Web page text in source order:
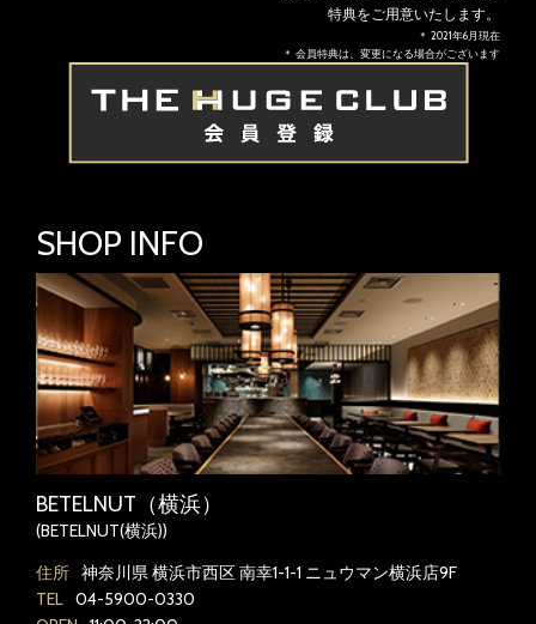
特典をご用意いたします。
＊ 2021年6月現在
＊ 会員特典は、変更になる場合がございます
SHOP INFO
BETELNUT（横浜）
(BETELNUT(横浜))
住所 神奈川県 横浜市西区 南幸1-1-1 ニュウマン横浜店9F
TEL 04-5900-0330